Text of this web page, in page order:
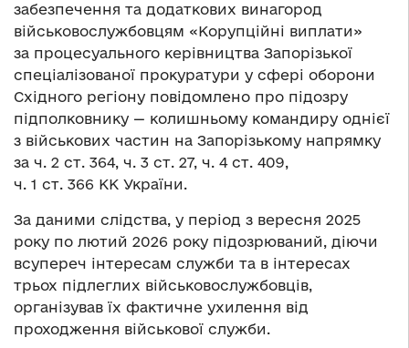
забезпечення та додаткових винагород
військовослужбовцям «Корупційні виплати»
за процесуального керівництва Запорізької
спеціалізованої прокуратури у сфері оборони
Східного регіону повідомлено про підозру
підполковнику — колишньому командиру однієї
з військових частин на Запорізькому напрямку
за ч. 2 ст. 364, ч. 3 ст. 27, ч. 4 ст. 409,
ч. 1 ст. 366 КК України.
За даними слідства, у період з вересня 2025
року по лютий 2026 року підозрюваний, діючи
всупереч інтересам служби та в інтересах
трьох підлеглих військовослужбовців,
організував їх фактичне ухилення від
проходження військової служби.